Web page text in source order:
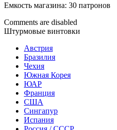
Емкость магазина: 30 патронов
Comments are disabled
Штурмовые винтовки
Австрия
Бразилия
Чехия
Южная Корея
ЮАР
Франция
США
Сингапур
Испания